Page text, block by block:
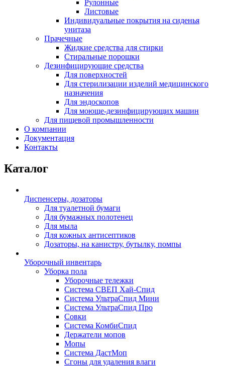
Рулонные
Листовые
Индивидуальные покрытия на сиденья
унитаза
Прачечные
Жидкие средства для стирки
Стиральные порошки
Дезинфицирующие средства
Для поверхностей
Для стерилизации изделий медицинского
назначения
Для эндоскопов
Для моюще-дезинфицирующих машин
Для пищевой промышленности
О компании
Документация
Контакты
Каталог
Диспенсеры, дозаторы
Для туалетной бумаги
Для бумажных полотенец
Для мыла
Для кожных антисептиков
Дозаторы, на канистру, бутылку, помпы
Уборочный инвентарь
Уборка пола
Уборочные тележки
Система СВЕП Хай-Спид
Система УльтраСпид Мини
Система УльтраСпид Про
Совки
Система КомбиСпид
Держатели мопов
Мопы
Система ДастМоп
Сгоны для удаления влаги